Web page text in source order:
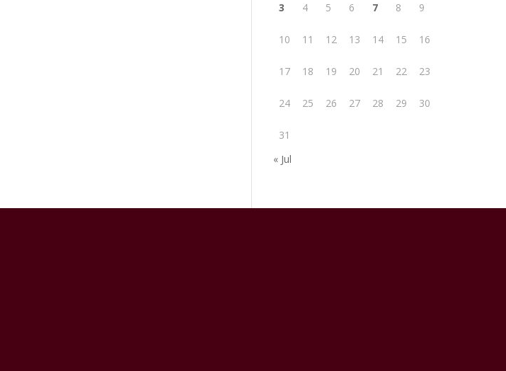
3 4 5 6 7 8 9
10 11 12 13 14 15 16
17 18 19 20 21 22 23
24 25 26 27 28 29 30
31
« Jul